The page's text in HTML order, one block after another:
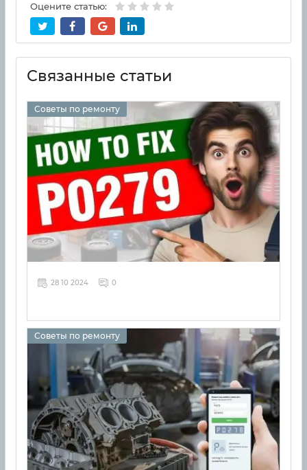
Оцените статью:
Связанные статьи
Советы по ремонту
28 10 2024 0
Советы по ремонту